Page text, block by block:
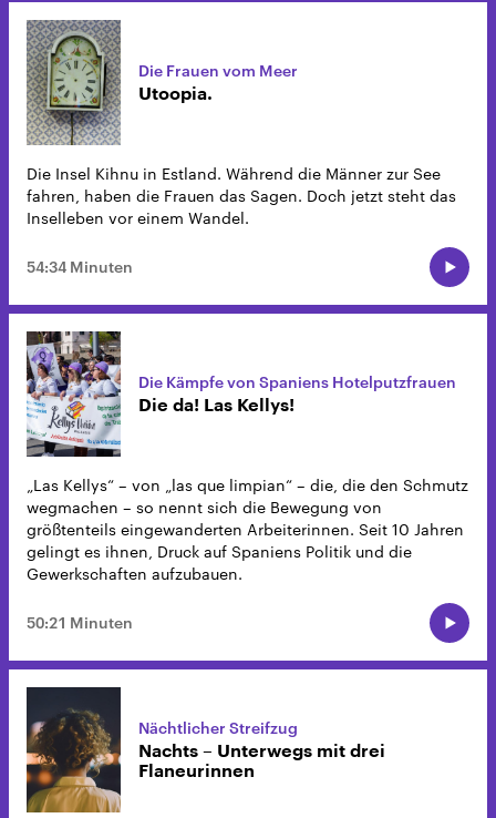
Die Frauen vom Meer
Utoopia.
Die Insel Kihnu in Estland. Während die Männer zur See
fahren, haben die Frauen das Sagen. Doch jetzt steht das
Inselleben vor einem Wandel.
54:34 Minuten
Die Kämpfe von Spaniens Hotelputzfrauen
Die da! Las Kellys!
„Las Kellys“ – von „las que limpian“ – die, die den Schmutz
wegmachen – so nennt sich die Bewegung von
größtenteils eingewanderten Arbeiterinnen. Seit 10 Jahren
gelingt es ihnen, Druck auf Spaniens Politik und die
Gewerkschaften aufzubauen.
50:21 Minuten
Nächtlicher Streifzug
Nachts – Unterwegs mit drei
Flaneurinnen